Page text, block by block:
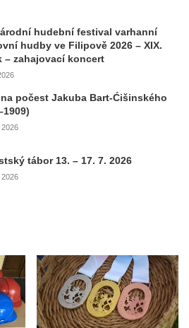
hudební festival varhanní
hudby ve Filipově 2026 – XIX.
– zahajovací koncert
na počest Jakuba Bart-Ćišinského
2026
tábor 13. – 17. 7. 2026
2026